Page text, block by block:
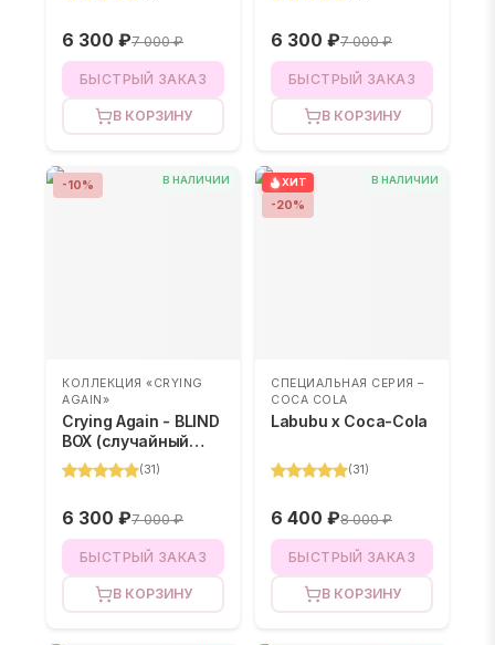
6 300 ₽7 000 ₽
БЫСТРЫЙ ЗАКАЗ
В КОРЗИНУ
6 300 ₽7 000 ₽
БЫСТРЫЙ ЗАКАЗ
В КОРЗИНУ
В НАЛИЧИИ
-10%
КОЛЛЕКЦИЯ «CRYING
AGAIN»
Crying Again - BLIND
BOX (случайный
цвет)
(31)
6 300 ₽7 000 ₽
БЫСТРЫЙ ЗАКАЗ
В КОРЗИНУ
В НАЛИЧИИ
ХИТ
-20%
СПЕЦИАЛЬНАЯ СЕРИЯ –
COCA COLA
Labubu x Coca-Cola
(31)
6 400 ₽8 000 ₽
БЫСТРЫЙ ЗАКАЗ
В КОРЗИНУ